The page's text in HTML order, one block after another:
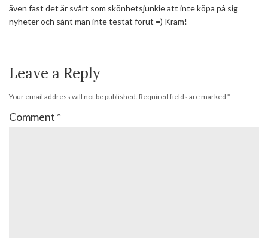
även fast det är svårt som skönhetsjunkie att inte köpa på sig
nyheter och sånt man inte testat förut =) Kram!
Leave a Reply
Your email address will not be published. Required fields are marked *
Comment *